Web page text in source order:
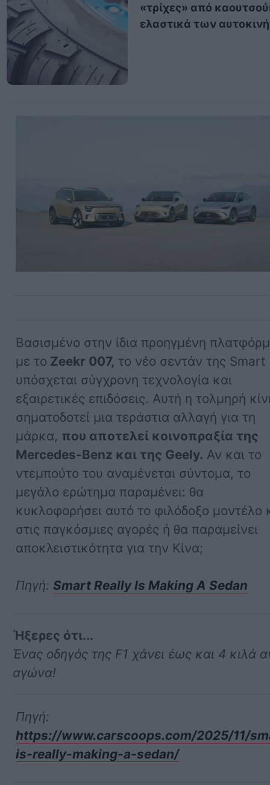
«τρίχες» από
ελαστικά των
Βασισμένο στην ίδια προηγμένη
με το Zeekr 007, το νέο σεντάν της Smart
υπόσχεται σύγχρονη τεχνολογία και
εξαιρετικές επιδόσεις. Αυτή η τολμηρή
σηματοδοτεί μια τεράστια αλλαγή για τη
μάρκα, που αποτελεί κοινοπραξία της
Mercedes-Benz και της Geely. Αν και το
ντεμπούτο του αναμένεται σύντομα, το
μεγάλο ερώτημα παραμένει: θα
κυκλοφορήσει αυτό το φιλόδοξο μοντέλο
στις παγκόσμιες αγορές ή θα παραμείνει
αποκλειστικότητα για την Κίνα;
Πηγή: Smart Really Is Making A Sedan
Ήξερες ότι...
Ένας οδηγός της F1 χάνει έως και 4 κιλά
αγώνα!
Πηγή:
https://www.carscoops.com/2025/11/
is-really-making-a-sedan/